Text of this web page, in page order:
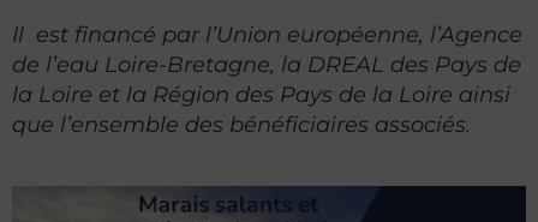
Il est financé par l’Union européenne, l’Agence
de l’eau Loire-Bretagne, la DREAL des Pays de
la Loire et la Région des Pays de la Loire ainsi
que l’ensemble des bénéficiaires associés.